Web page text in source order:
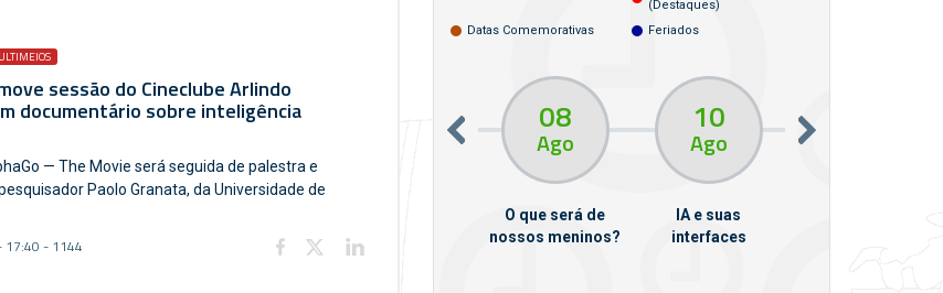
sessão do Cineclube Arlindo
documentário sobre inteligência
— The Movie será seguida de palestra e
Paolo Granata, da Universidade de
- 1144
(destaques)
Datas Comemorativas
Feriados
18 20
Pesquisa e
Inovação da FEA
crédito em
08
Ago
O que será de
nossos meninos?
10
Ago
IA e suas
interfaces